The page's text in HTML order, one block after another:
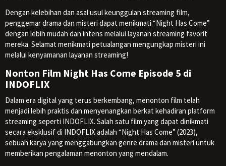
Dengan kelebihan dan asal usul keunggulan streaming film,
penggemar drama dan misteri dapat menikmati “Night Has Come”
dengan lebih mudah dan intens melalui layanan streaming favorit
mereka. Selamat menikmati petualangan mengungkap misteri ini
melalui kenyamanan layanan streaming!
Nonton Film Night Has Come Episode 5 di
INDOFLIX
Dalam era digital yang terus berkembang, menonton film telah
menjadi lebih praktis dan menyenangkan berkat kehadiran platform
streaming seperti INDOFLIX. Salah satu film yang dapat dinikmati
secara eksklusif di INDOFLIX adalah “Night Has Come” (2023),
sebuah karya yang menggabungkan genre drama dan misteri untuk
memberikan pengalaman menonton yang mendalam.